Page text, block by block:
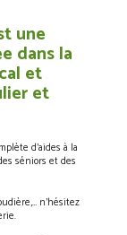
une
dans la
et
et
d’aides à la
séniors et des
n’hésitez